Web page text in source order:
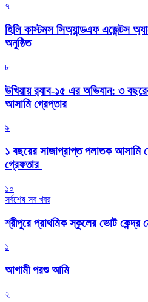
৭
হিলি কাস্টমস সিঅ্যান্ডএফ এজেন্টস
অনুষ্ঠিত
৮
উখিয়ায় র‍্যাব-১৫ এর অভিযান: ৩
আসামি গ্রেপ্তার
৯
১ বছরের সাজাপ্রাপ্ত পলাতক আসামি
গ্রেফতার ‎
১০
সর্বশেষ সব খবর
শ্রীপুরে প্রাথমিক স্কুলের ভোট কেন্দ্র
১
আগামী পরশু আমি
২